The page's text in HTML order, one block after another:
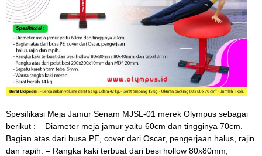
Spesifikasi Meja Jamur Senam MJSL-01 merek Olympus sebagai
berikut : – Diameter meja jamur yaitu 60cm dan tingginya 70cm. –
Bagian atas dari busa PE, cover dari Oscar, pengerjaan halus, rajin
dan rapih. – Rangka kaki terbuat dari besi hollow 80x80mm,